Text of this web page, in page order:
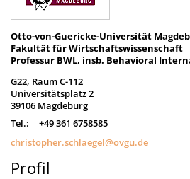
Otto-von-Guericke-Universität
Fakultät für Wirtschaftswissenschaft
Professur BWL, insb. Behavioral
G22, Raum C-112
Universitätsplatz 2
39106 Magdeburg
Tel.:
+49 361 6758585
christopher.schlaegel@ovgu.de
Profil